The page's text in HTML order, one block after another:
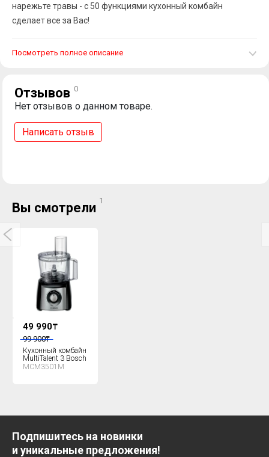
нарежьте травы - с 50 функциями кухонный комбайн
сделает все за Вас!
Посмотреть полное описание
Отзывов 0
Нет отзывов о данном товаре.
Написать отзыв
Вы смотрели 1
49 990₸
99 900₸
Кухонный комбайн
MultiTalent 3 Bosch
MCM3501M
Подпишитесь на новинки
и уникальные предложения!